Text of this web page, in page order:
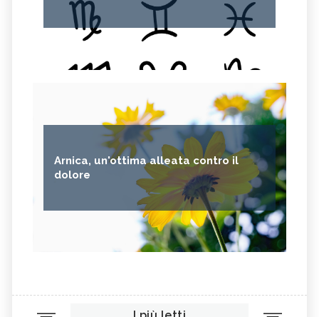
Arnica, un'ottima alleata contro il
dolore